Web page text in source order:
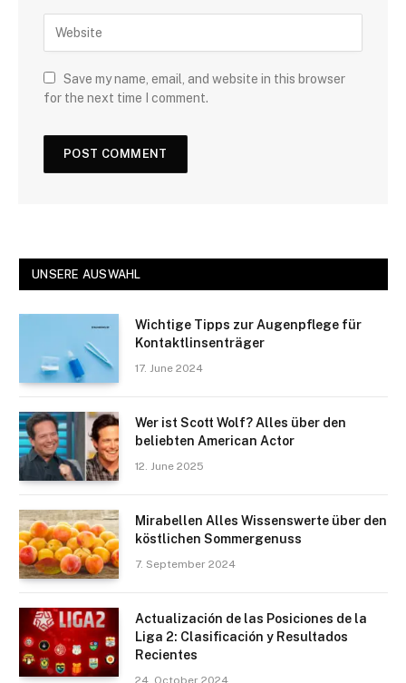
Save my name, email, and website in this browser
for the next time I comment.
UNSERE AUSWAHL
Wichtige Tipps zur Augenpflege für
Kontaktlinsenträger
17. June 2024
Wer ist Scott Wolf? Alles über den
beliebten American Actor
12. June 2025
Mirabellen Alles Wissenswerte über den
köstlichen Sommergenuss
7. September 2024
Actualización de las Posiciones de la
Liga 2: Clasificación y Resultados
Recientes
24. October 2024